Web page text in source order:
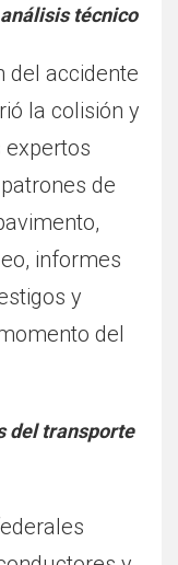
técnico
del accidente
la colisión y
expertos
de
informes
y
del
del transporte